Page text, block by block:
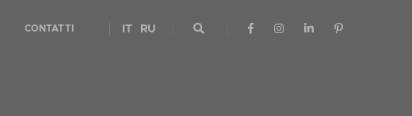
CONTATTI IT RU